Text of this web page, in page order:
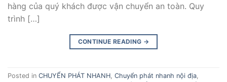
hàng của quý khách được vận chuyển an toàn. Quy
trình […]
CONTINUE READING →
Posted in CHUYỂN PHÁT NHANH, Chuyển phát nhanh nội địa,